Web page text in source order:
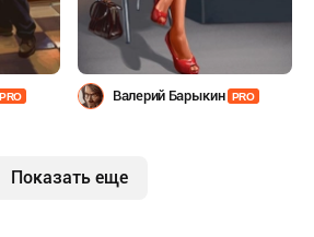
PRO Валерий Барыкин PRO
Показать еще